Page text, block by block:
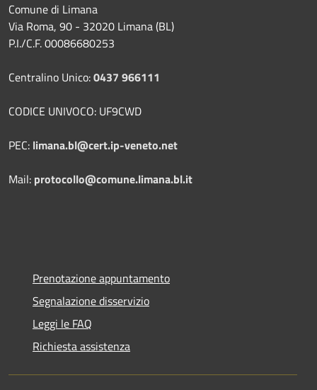
Comune di Limana
Via Roma, 90 - 32020 Limana (BL)
P.I./C.F. 00086680253
Centralino Unico:0437 966111
CODICE UNIVOCO: UF9CWD
PEC: limana.bl@cert.ip-veneto.net
Mail: protocollo@comune.limana.bl.it
Prenotazione appuntamento
Segnalazione disservizio
Leggi le FAQ
Richiesta assistenza